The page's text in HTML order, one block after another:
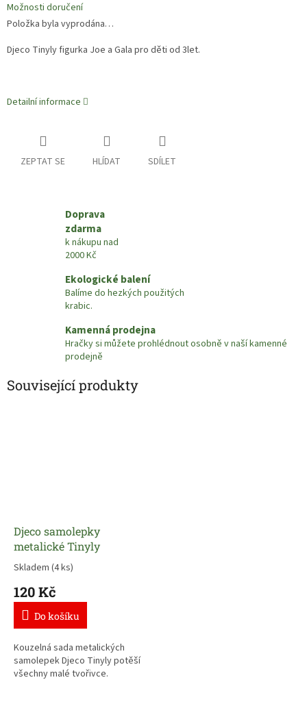
Možnosti doručení
Položka byla vyprodána…
Djeco Tinyly figurka Joe a Gala pro děti od 3let.
Detailní informace
ZEPTAT SE HLÍDAT SDÍLET
Doprava
zdarma
k nákupu nad
2000 Kč
Ekologické balení
Balíme do hezkých použitých
krabic.
Kamenná prodejna
Hračky si můžete prohlédnout osobně v naší kamenné
prodejně
Související produkty
Djeco samolepky
metalické Tinyly
Skladem (4 ks)
120 Kč
Do košíku
Kouzelná sada metalických
samolepek Djeco Tinyly potěší
všechny malé tvořivce.